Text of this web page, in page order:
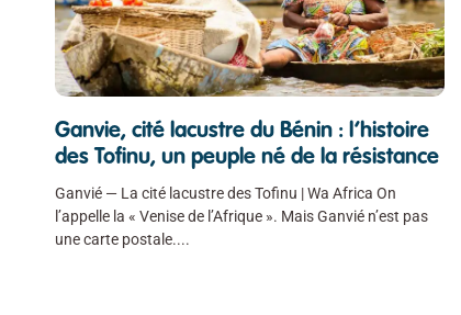
Ganvie, cité lacustre du Bénin : l’histoire
des Tofinu, un peuple né de la résistance
Ganvié — La cité lacustre des Tofinu | Wa Africa On
l’appelle la « Venise de l’Afrique ». Mais Ganvié n’est pas
une carte postale.